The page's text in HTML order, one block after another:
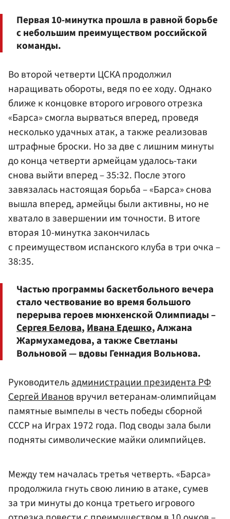
Первая 10-минутка прошла в равной борьбе
с небольшим преимуществом российской
команды.
Во второй четверти ЦСКА продолжил
наращивать обороты, ведя по ее ходу. Однако
ближе к концовке второго игрового отрезка
«Барса» смогла вырваться вперед, проведя
несколько удачных атак, а также реализовав
штрафные броски. Но за две с лишним минуты
до конца четверти армейцам удалось-таки
снова выйти вперед – 35:32. После этого
завязалась настоящая борьба – «Барса» снова
вышла вперед, армейцы были активны, но не
хватало в завершении им точности. В итоге
вторая 10-минутка закончилась
с преимуществом испанского клуба в три очка –
38:35.
Частью программы баскетбольного вечера
стало чествование во время большого
перерыва героев мюнхенской Олимпиады –
Сергея Белова,Ивана Едешко, Алжана
Жармухамедова, а также Светланы
Вольновой — вдовы Геннадия Вольнова.
Руководительадминистрации президента РФ
Сергей Ивановвручил ветеранам-олимпийцам
памятные вымпелы в честь победы сборной
СССР на Играх 1972 года. Под своды зала были
подняты символические майки олимпийцев.
Между тем началась третья четверть. «Барса»
продолжила гнуть свою линию в атаке, сумев
за три минуты до конца третьего игрового